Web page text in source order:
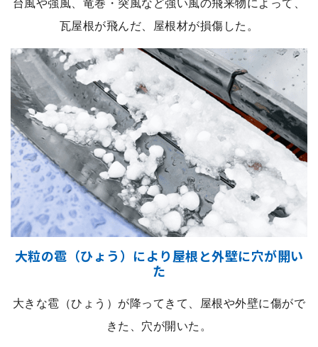
台風や強風、竜巻・突風など強い風の飛来物によって、
瓦屋根が飛んだ、屋根材が損傷した。
大粒の雹（ひょう）により屋根と外壁に穴が開い
た
大きな雹（ひょう）が降ってきて、屋根や外壁に傷がで
きた、穴が開いた。